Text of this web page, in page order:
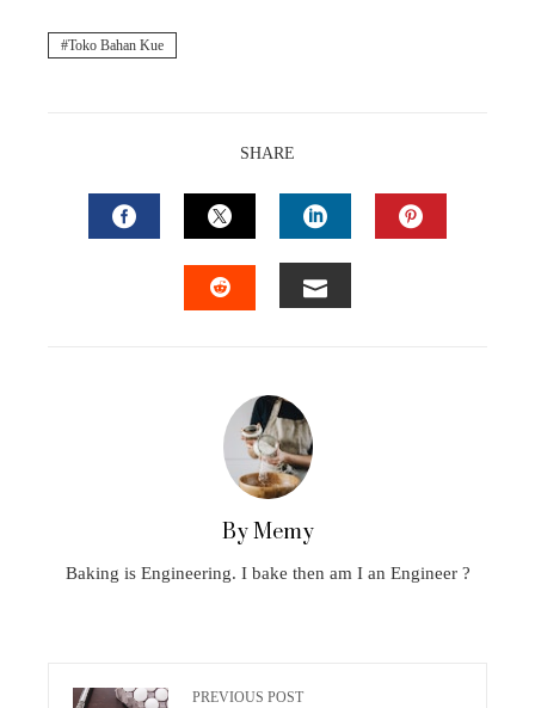
Toko Bahan Kue
SHARE
FACEBOOKTWITTERLINKEDIN
By Memy
Baking is Engineering. I bake then am I an Engineer ?
PREVIOUS POST